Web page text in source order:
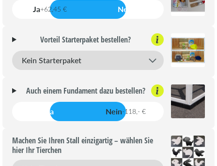
Ja+62,45 € Nein
Vorteil Starterpaket bestellen?
Auch einem Fundament dazu bestellen?
Ja Nein-118,- €
Machen Sie Ihren Stall einzigartig – wählen Sie
hier Ihr Tierchen